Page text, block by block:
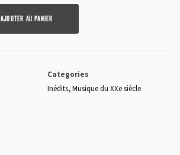
AJOUTER AU PANIER
Categories
Inédits,Musique du XXe siècle